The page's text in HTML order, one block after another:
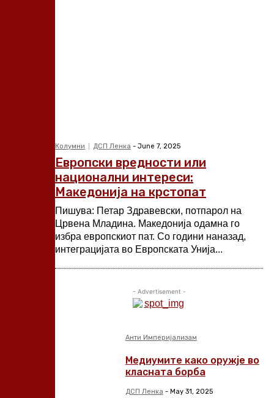
Колумни ДСП Ленка - June 7, 2025
Европски вредности или
национални интереси:
Македонија на крстопат
Пишува: Петар Здравевски, потпарол на
Црвена Младина. Македонија одамна го
избра европскиот пат. Со години наназад,
интеграцијата во Европската Унија...
- Advertisement -
Анти Империјализам
Медиумите како оружје во
класната борба
ДСП Ленка - May 31, 2025